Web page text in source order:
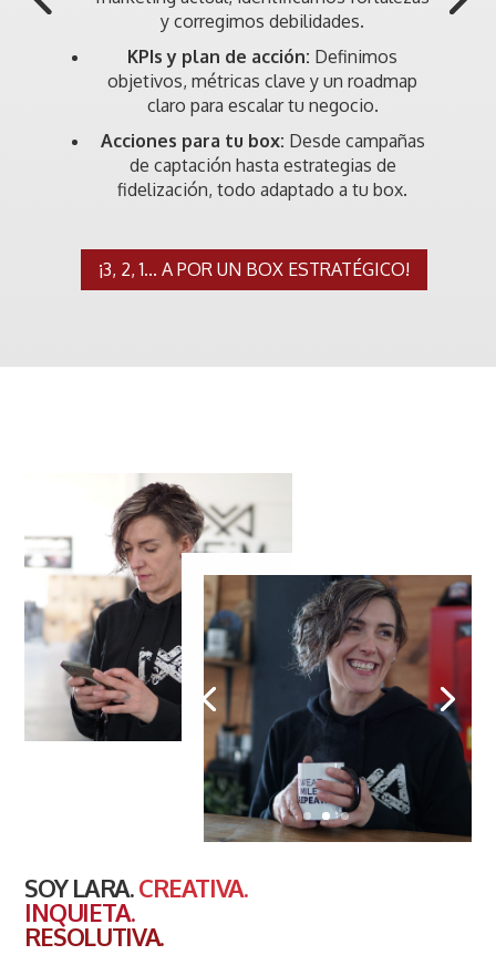
y corregimos debilidades.
KPIs y plan de acción: Definimos
objetivos, métricas clave y un roadmap
claro para escalar tu negocio.
Acciones para tu box: Desde campañas
de captación hasta estrategias de
fidelización, todo adaptado a tu box.
¡3, 2, 1... A POR UN BOX ESTRATÉGICO!
SOY LARA.CREATIVA.
INQUIETA.
RESOLUTIVA.